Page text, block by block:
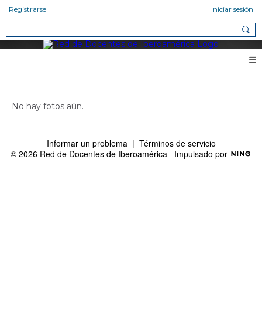
Registrarse Iniciar sesión
No hay fotos aún.
Informar un problema| Términos de servicio
© 2026 Red de Docentes de Iberoamérica Impulsado por